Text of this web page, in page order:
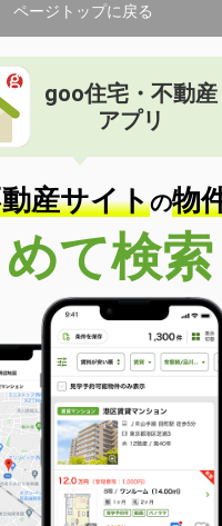
ページトップに戻る
goo住宅・不動産
アプリ
産サイトの物
て検索